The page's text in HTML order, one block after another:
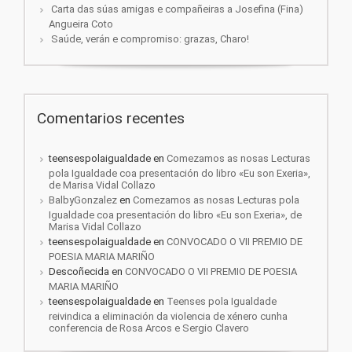
Carta das súas amigas e compañeiras a Josefina (Fina)
Angueira Coto
Saúde, verán e compromiso: grazas, Charo!
Comentarios recentes
teensespolaigualdade en Comezamos as nosas Lecturas
pola Igualdade coa presentación do libro «Eu son Exeria»,
de Marisa Vidal Collazo
BalbyGonzalez en Comezamos as nosas Lecturas pola
Igualdade coa presentación do libro «Eu son Exeria», de
Marisa Vidal Collazo
teensespolaigualdade en CONVOCADO O VII PREMIO DE
POESIA MARIA MARIÑO
Descoñecida en CONVOCADO O VII PREMIO DE POESIA
MARIA MARIÑO
teensespolaigualdade en Teenses pola Igualdade
reivindica a eliminación da violencia de xénero cunha
conferencia de Rosa Arcos e Sergio Clavero